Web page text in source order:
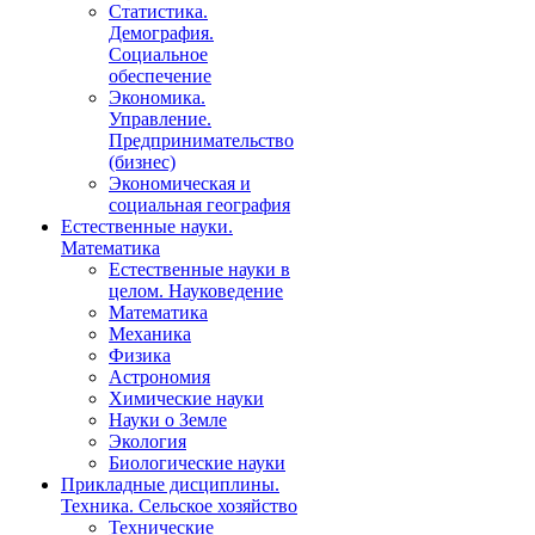
Статистика.
Демография.
Социальное
обеспечение
Экономика.
Управление.
Предпринимательство
(бизнес)
Экономическая и
социальная география
Естественные науки.
Математика
Естественные науки в
целом. Науковедение
Математика
Механика
Физика
Астрономия
Химические науки
Науки о Земле
Экология
Биологические науки
Прикладные дисциплины.
Техника. Сельское хозяйство
Технические